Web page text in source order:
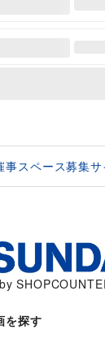
事スペース募集サ
を探す